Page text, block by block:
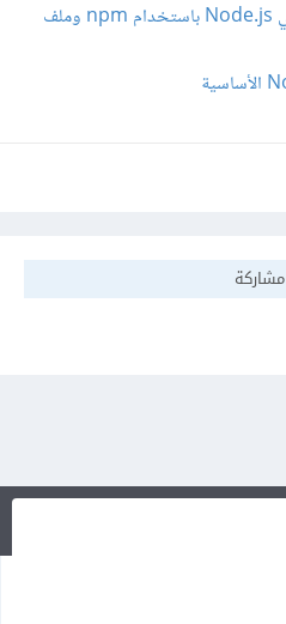
إدارة الوحدات البرمجية في Node.js باستخدام npm وملف
مشاركة